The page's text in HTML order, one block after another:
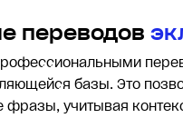
переводов
базы. Это
фразы, учитывая